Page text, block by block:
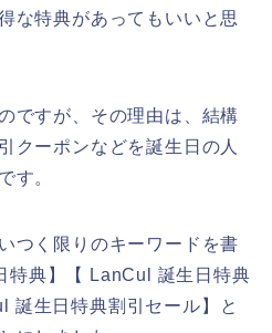
な特典があってもいいと思
ですが、その理由は、結構
クーポンなどを誕生日の人
す。
つく限りのキーワードを書
特典】【 LanCul 誕生日特典
誕生日特典割引セール】と